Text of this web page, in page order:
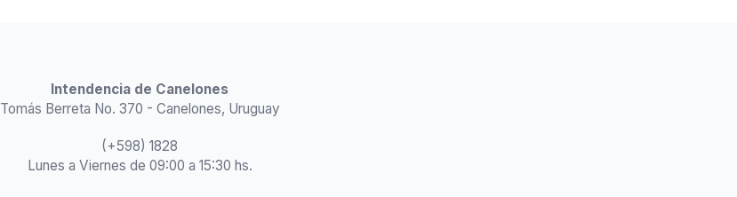
Intendencia de Canelones
Tomás Berreta No. 370 - Canelones, Uruguay
(+598) 1828
Lunes a Viernes de 09:00 a 15:30 hs.